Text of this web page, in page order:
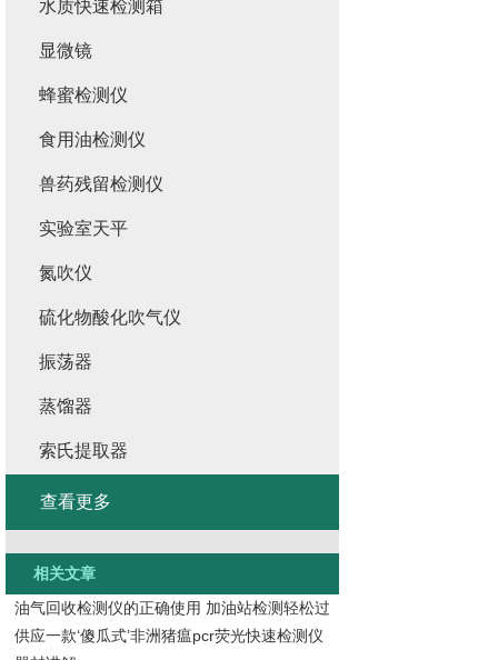
水质快速检测箱
显微镜
蜂蜜检测仪
食用油检测仪
兽药残留检测仪
实验室天平
氮吹仪
硫化物酸化吹气仪
振荡器
蒸馏器
索氏提取器
查看更多
相关文章
油气回收检测仪的正确使用 加油站检测轻松过
供应一款‘傻瓜式’非洲猪瘟pcr荧光快速检测仪